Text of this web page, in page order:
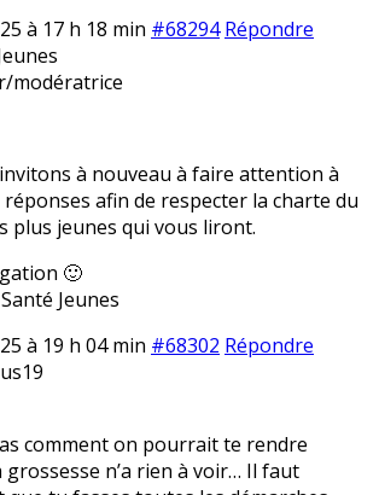
à 17 h 18 min #68294 Répondre
modératrice
à nouveau à faire attention à
afin de respecter la charte du
plus jeunes qui vous liront.
🙂
Jeunes
à 19 h 04 min #68302 Répondre
comment on pourrait te rendre
grossesse n’a rien à voir… Il faut